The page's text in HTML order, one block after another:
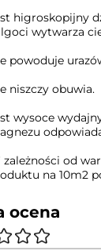
higroskopijny
wytwarza
powoduje
niszczy obuwia.
wysoce
zależności od
na 10m2
ocena